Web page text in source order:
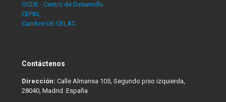
OCDE - Centro de Desarrollo
CEPAL
Cumbre UE-CELAC
Contáctenos
Dirección: Calle Almansa 105, Segundo piso izquierda,
28040, Madrid. España